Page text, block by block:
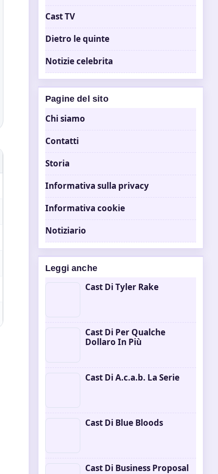
Cast TV
Dietro le quinte
Notizie celebrita
Pagine del sito
Chi siamo
Contatti
Storia
Informativa sulla privacy
Informativa cookie
Notiziario
Leggi anche
Cast Di Tyler Rake
Cast Di Per Qualche
Dollaro In Più
Cast Di A.c.a.b. La Serie
Cast Di Blue Bloods
Cast Di Business Proposal